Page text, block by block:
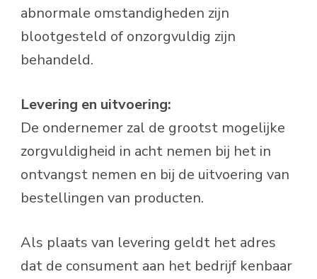
abnormale omstandigheden zijn
blootgesteld of onzorgvuldig zijn
behandeld.
Levering en uitvoering:
De ondernemer zal de grootst mogelijke
zorgvuldigheid in acht nemen bij het in
ontvangst nemen en bij de uitvoering van
bestellingen van producten.
Als plaats van levering geldt het adres
dat de consument aan het bedrijf kenbaar